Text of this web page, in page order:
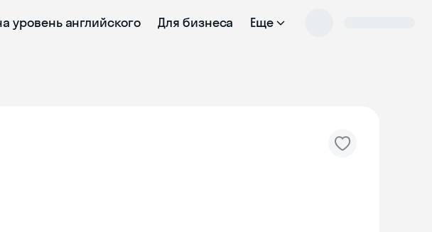
уровень английского Для бизнеса Еще